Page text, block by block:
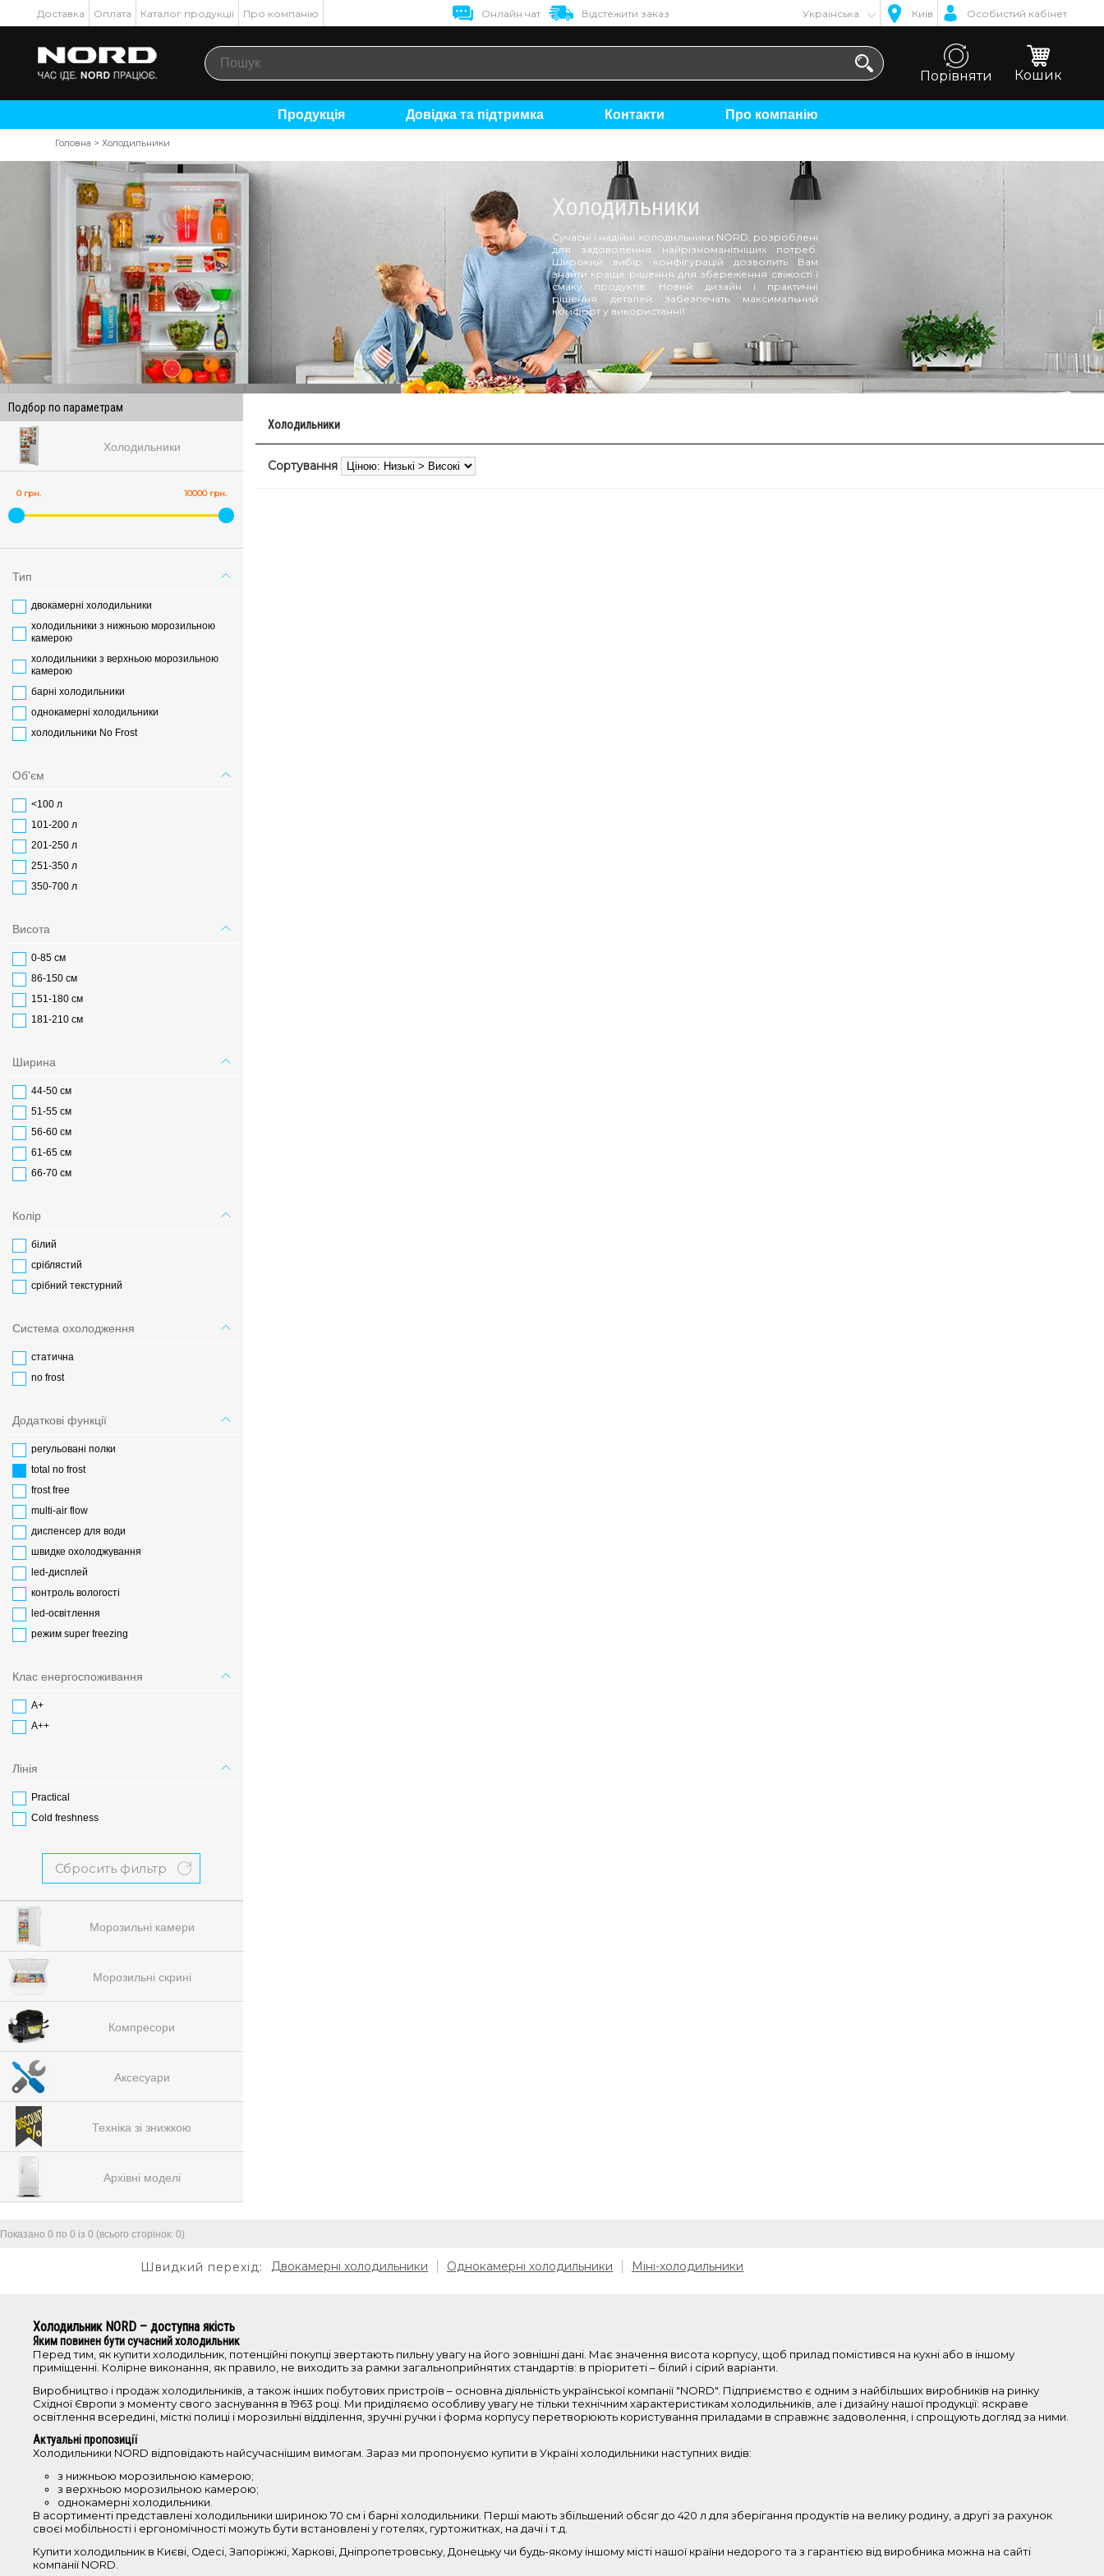
Доставка Оплата Каталог продукції Про компанію Онлайн чат Відстежити заказ Українська Київ Особистий кабінет
Порівняти Кошик
Продукція Довідка та підтримка Контакти Про компанію
Головна >Холодильники
Холодильники
Сучасні і надійні холодильники NORD, розроблені
для задоволення найрізноманітніших потреб.
Широкий вибір конфігурацій дозволить Вам
знайти краще рішення для збереження свіжості і
смаку продуктів. Новий дизайн і практичні
рішення деталей забезпечать максимальний
комфорт у використанні!
Подбор по параметрам
Холодильники
0 грн. 10000 грн.
Тип
двокамерні холодильники
холодильники з нижньою морозильною
камерою
холодильники з верхньою морозильною
камерою
барні холодильники
однокамерні холодильники
холодильники No Frost
Об'єм
<100 л
101-200 л
201-250 л
251-350 л
350-700 л
Висота
0-85 см
86-150 см
151-180 см
181-210 см
Ширина
44-50 см
51-55 см
56-60 см
61-65 см
66-70 см
Колір
білий
сріблястий
срібний текстурний
Система охолодження
статична
no frost
Додаткові функції
регульовані полки
total no frost
frost free
multi-air flow
диспенсер для води
швидке охолоджування
led-дисплей
контроль вологості
led-освітлення
режим super freezing
Клас енергоспоживання
А+
А++
Лінія
Practical
Cold freshness
Сбросить фильтр
Морозильні камери
Морозильні скрині
Компресори
Аксесуари
Техніка зі знижкою
Архівні моделі
Холодильники
Сортування
Показано 0 по 0 із 0 (всього сторінок: 0)
Швидкий перехід: Двокамерні холодильники Однокамерні холодильники Міні-холодильники
Холодильник NORD – доступна якість
Яким повинен бути сучасний холодильник
Перед тим, як купити холодильник, потенційні покупці звертають пильну увагу на його зовнішні дані. Має значення висота корпусу, щоб прилад помістився на кухні або в іншому
приміщенні. Колірне виконання, як правило, не виходить за рамки загальноприйнятих стандартів: в пріоритеті – білий і сірий варіанти.
Виробництво і продаж холодильників, а також інших побутових пристроїв – основна діяльність української компанії "NORD". Підприємство є одним з найбільших виробників на ринку
Східної Європи з моменту свого заснування в 1963 році. Ми приділяємо особливу увагу не тільки технічним характеристикам холодильників, але і дизайну нашої продукції: яскраве
освітлення всередині, місткі полиці і морозильні відділення, зручні ручки і форма корпусу перетворюють користування приладами в справжнє задоволення, і спрощують догляд за ними.
Актуальні пропозиції
Холодильники NORD відповідають найсучаснішим вимогам. Зараз ми пропонуємо купити в Україні холодильники наступних видів:
з нижньою морозильною камерою;
з верхньою морозильною камерою;
однокамерні холодильники.
В асортименті представлені холодильники шириною 70 см і барні холодильники. Перші мають збільшений обсяг до 420 л для зберігання продуктів на велику родину, а другі за рахунок
своєї мобільності і ергономічності можуть бути встановлені у готелях, гуртожитках, на дачі і т.д.
Купити холодильник в Києві, Одесі, Запоріжжі, Харкові, Дніпропетровську, Донецьку чи будь-якому іншому місті нашої країни недорого та з гарантією від виробника можна на сайті
компанії NORD.